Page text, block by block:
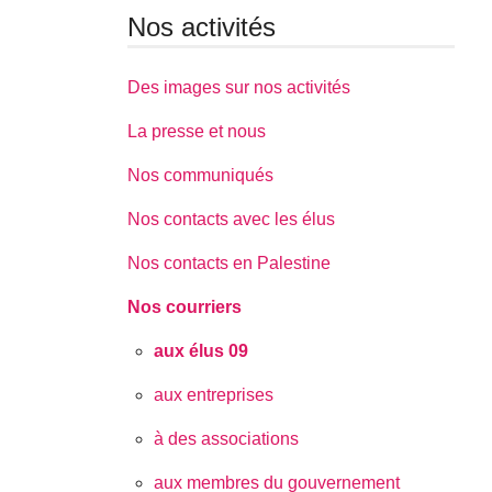
Nos activités
Des images sur nos activités
La presse et nous
Nos communiqués
Nos contacts avec les élus
Nos contacts en Palestine
Nos courriers
aux élus 09
aux entreprises
à des associations
aux membres du gouvernement